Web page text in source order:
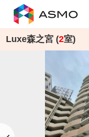
Luxe森之宮 (2室)